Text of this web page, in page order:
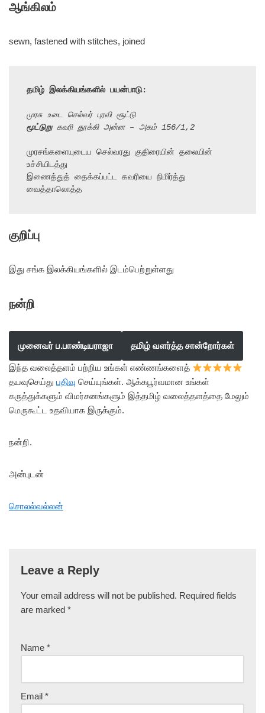
ஆங்கிலம்
sewn, fastened with stitches, joined
தமிழ் இலக்கியங்களில் பயன்பாடு:
மூட்டுறு கவரி தூக்கி அன்ன – அகம் 156/1,2
முரசங்களையுடைய செல்வரது குதிரையின் தலையின்
உச்சியிடத்து
இணைத்துத் தைக்கப்பட்ட கவரியை நிமிர்த்து
வைத்தாலொத்த
குறிப்பு
இது சங்க இலக்கியங்களில் இடம்பெற்றுள்ளது
நன்றி
முனைவர் ப.பாண்டியராஜா தமிழ் வளர்த்த சான்றோர்கள்
இந்த வலைத்தளம் பற்றிய உங்கள் எண்ணங்களைத்
தயவுசெய்து பதிவு செய்யுங்கள். ஆக்கபூர்வமான உங்கள்
கருத்துக்களும் விமர்சனங்களும் இத்தமிழ் வலைத்தளத்தை மேலும்
மெருகூட்ட உதவியாக இருக்கும்.
நன்றி.
அன்புடன்
சொலல்வல்லன்
Leave a Reply
Your email address will not be published. Required fields
are marked *
Name *
Email *